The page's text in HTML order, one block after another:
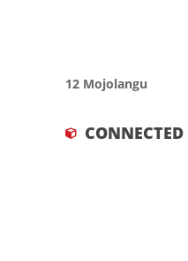
12 Mojolangu
CONNECTED